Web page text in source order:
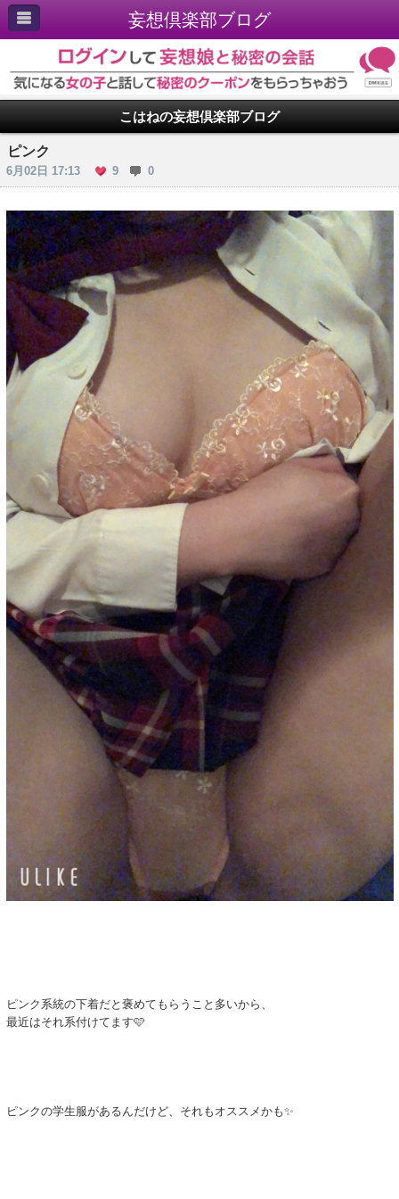
妄想倶楽部ブログ
こはねの妄想倶楽部ブログ
ピンク
6月02日 17:13 9 0
ピンク系統の下着だと褒めてもらうこと多いから、
最近はそれ系付けてます🩷
ピンクの学生服があるんだけど、それもオススメかも✨